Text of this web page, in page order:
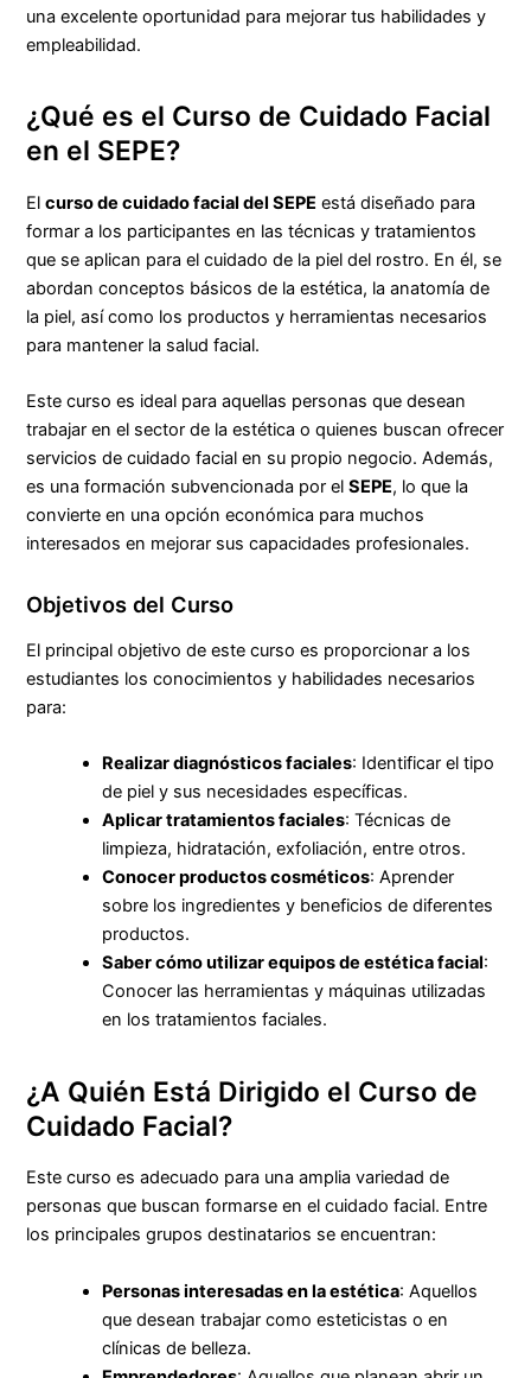
una excelente oportunidad para mejorar tus habilidades y
empleabilidad.
¿Qué es el Curso de Cuidado Facial
en el SEPE?
Elcurso de cuidado facial del SEPE está diseñado para
formar a los participantes en las técnicas y tratamientos
que se aplican para el cuidado de la piel del rostro. En él, se
abordan conceptos básicos de la estética, la anatomía de
la piel, así como los productos y herramientas necesarios
para mantener la salud facial.
Este curso es ideal para aquellas personas que desean
trabajar en el sector de la estética o quienes buscan ofrecer
servicios de cuidado facial en su propio negocio. Además,
es una formación subvencionada por elSEPE, lo que la
convierte en una opción económica para muchos
interesados en mejorar sus capacidades profesionales.
Objetivos del Curso
El principal objetivo de este curso es proporcionar a los
estudiantes los conocimientos y habilidades necesarios
para:
Realizar diagnósticos faciales: Identificar el tipo
de piel y sus necesidades específicas.
Aplicar tratamientos faciales: Técnicas de
limpieza, hidratación, exfoliación, entre otros.
Conocer productos cosméticos: Aprender
sobre los ingredientes y beneficios de diferentes
productos.
Saber cómo utilizar equipos de estética facial:
Conocer las herramientas y máquinas utilizadas
en los tratamientos faciales.
¿A Quién Está Dirigido el Curso de
Cuidado Facial?
Este curso es adecuado para una amplia variedad de
personas que buscan formarse en el cuidado facial. Entre
los principales grupos destinatarios se encuentran:
Personas interesadas en la estética: Aquellos
que desean trabajar como esteticistas o en
clínicas de belleza.